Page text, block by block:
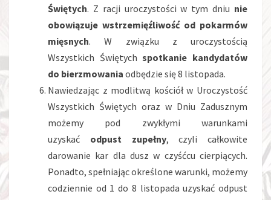
Świętych. Z racji uroczystości w tym dniu nie
obowiązuje wstrzemięźliwość od pokarmów
mięsnych. W związku z uroczystością
Wszystkich Świętychspotkanie kandydatów
do bierzmowania odbędzie się 8 listopada.
Nawiedzając z modlitwą kościół w Uroczystość
Wszystkich Świętych oraz w Dniu Zadusznym
możemy pod zwykłymi warunkami
uzyskać odpust zupełny, czyli całkowite
darowanie kar dla dusz w czyśćcu cierpiących.
Ponadto, spełniając określone warunki, możemy
codziennie od 1 do 8 listopada uzyskać odpust